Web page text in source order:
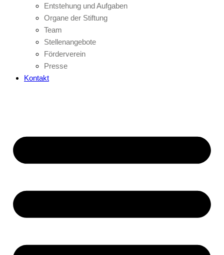
Entstehung und Aufgaben
Organe der Stiftung
Team
Stellenangebote
Förderverein
Presse
Kontakt